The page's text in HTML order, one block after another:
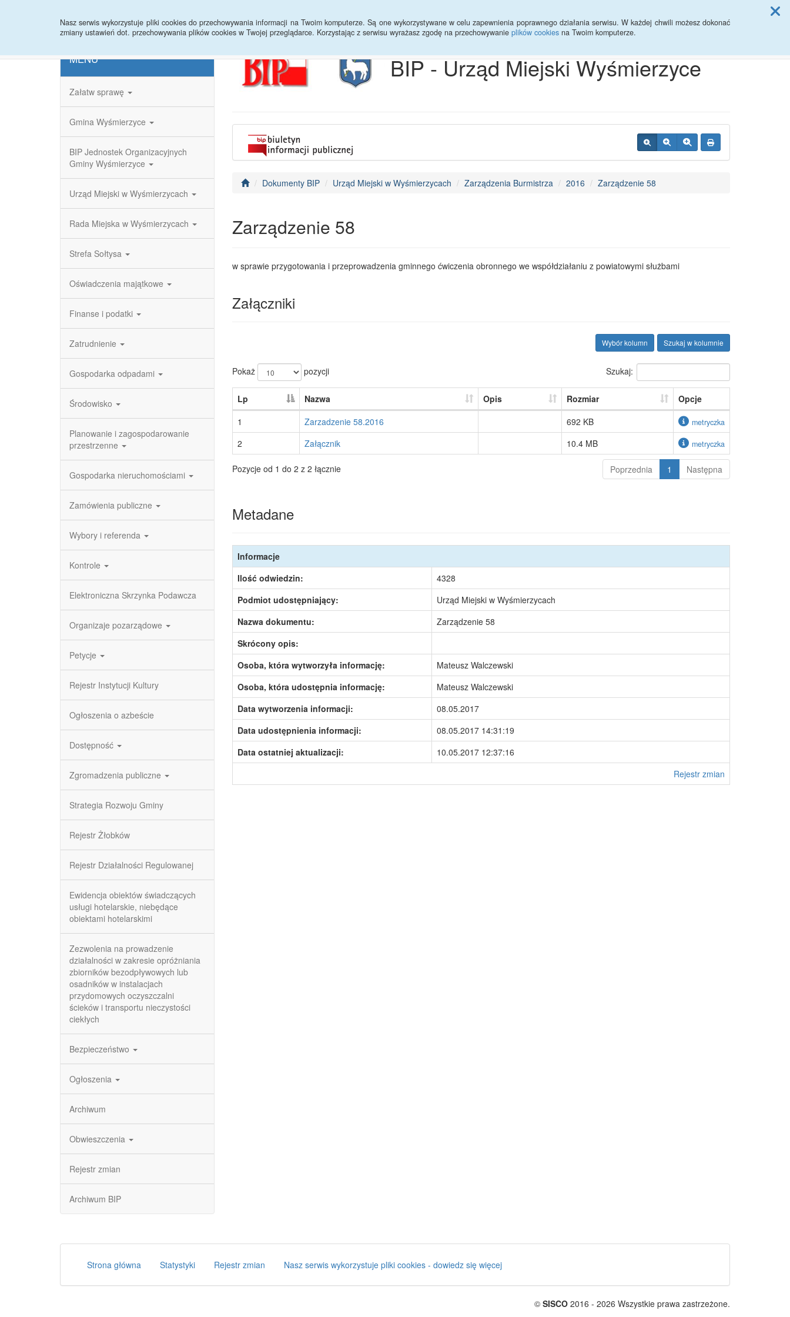
Nasz serwis wykorzystuje pliki cookies do przechowywania informacji na Twoim komputerze. Są one wykorzystywane w celu zapewnienia poprawnego działania serwisu. W każdej chwili możesz dokonać
zmiany ustawień dot. przechowywania plików cookies w Twojej przeglądarce. Korzystając z serwisu wyrażasz zgodę na przechowywanie plików cookies na Twoim komputerze.
Przycisk wyszukaj duży
MENU
Załatw sprawę
Gmina Wyśmierzyce
BIP Jednostek Organizacyjnych
Gminy Wyśmierzyce
Urząd Miejski w Wyśmierzycach
Rada Miejska w Wyśmierzycach
Strefa Sołtysa
Oświadczenia majątkowe
Finanse i podatki
Zatrudnienie
Gospodarka odpadami
Środowisko
Planowanie i zagospodarowanie
przestrzenne
Gospodarka nieruchomościami
Zamówienia publiczne
Wybory i referenda
Kontrole
Elektroniczna Skrzynka Podawcza
Organizaje pozarządowe
Petycje
Rejestr Instytucji Kultury
Ogłoszenia o azbeście
Dostępność
Zgromadzenia publiczne
Strategia Rozwoju Gminy
Rejestr Żłobków
Rejestr Działalności Regulowanej
Ewidencja obiektów świadczących
usługi hotelarskie, niebędące
obiektami hotelarskimi
Zezwolenia na prowadzenie
działalności w zakresie opróżniania
zbiorników bezodpływowych lub
osadników w instalacjach
przydomowych oczyszczalni
ścieków i transportu nieczystości
ciekłych
Bezpieczeństwo
Ogłoszenia
Archiwum
Obwieszczenia
Rejestr zmian
Archiwum BIP
BIP - Urząd Miejski Wyśmierzyce
Dokumenty BIP Urząd Miejski w Wyśmierzycach Zarządzenia Burmistrza 2016 Zarządzenie 58
Zarządzenie 58
w sprawie przygotowania i przeprowadzenia gminnego ćwiczenia obronnego we współdziałaniu z powiatowymi służbami
Załączniki
Szukaj w kolumnie
Wybór kolumn
Pokaż pozycji Szukaj:
Lp Nazwa Opis Rozmiar
Opcje
1
Zarzadzenie 58.2016 692 KB metryczka
2 Załącznik 10.4 MB metryczka
Pozycje od 1 do 2 z 2 łącznie Poprzednia 1 Następna
Metadane
Informacje
Ilość odwiedzin:
4328
Podmiot udostępniający:
Urząd Miejski w Wyśmierzycach
Nazwa dokumentu:
Zarządzenie 58
Skrócony opis:
Osoba, która wytworzyła informację:
Mateusz Walczewski
Osoba, która udostępnia informację:
Mateusz Walczewski
Data wytworzenia informacji:
08.05.2017
Data udostępnienia informacji:
08.05.2017 14:31:19
Data ostatniej aktualizacji:
10.05.2017 12:37:16
Rejestr zmian
Strona główna Statystyki Rejestr zmian Nasz serwis wykorzystuje pliki cookies - dowiedz się więcej
© SISCO 2016 - 2026 Wszystkie prawa zastrzeżone.